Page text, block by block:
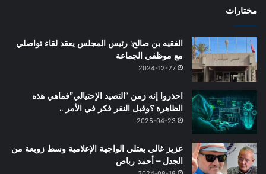
مختارات
الفقيه بن صالح: رئيس المجلس يعقد لقاء تواصلي
مع موظفي الجماعة
2024-12-27
احذروا إنه زمن “التصيد الإحتيالي”فماهي هذه
الظاهرة ؟وقبل النقر فكر في الأمر ..
2025-04-23
عزيز غالي يعتلي الواجهة الإعلامية وسط زوبعة من
الجدل – أحمد رباص